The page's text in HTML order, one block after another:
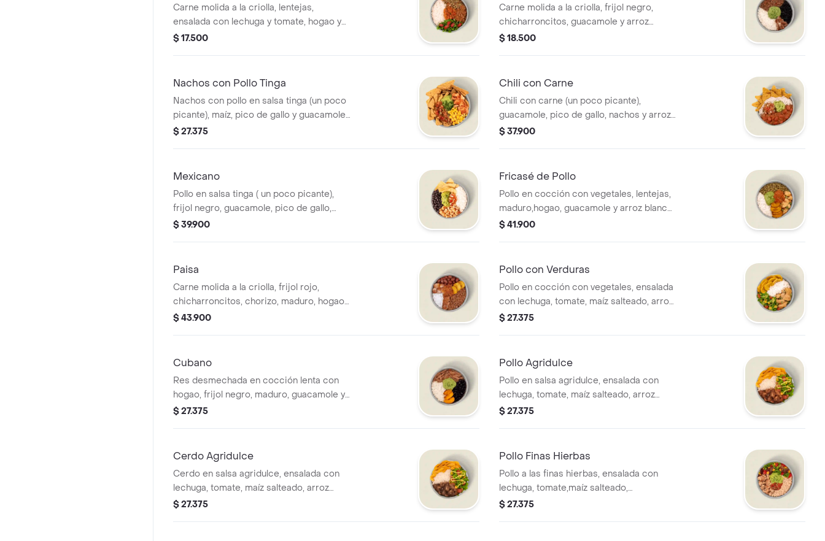
Carne molida a la criolla, lentejas,
ensalada con lechuga y tomate, hogao y
arroz blanco. *La bebida tiene un costo
$ 17.500
Carne molida a la criolla, frijol negro,
chicharroncitos, guacamole y arroz
blanco. *La bebida tiene un costo
$ 18.500
Nachos con Pollo Tinga
Nachos con pollo en salsa tinga (un poco
picante), maíz, pico de gallo y guacamole.
*La bebida tiene un costo adicional.
$ 27.375
Chili con Carne
Chili con carne (un poco picante),
guacamole, pico de gallo, nachos y arroz
blanco. *La bebida tiene un costo
$ 37.900
Mexicano
Pollo en salsa tinga ( un poco picante),
frijol negro, guacamole, pico de gallo,
nachos y arroz blanco. *La bebida tiene
$ 39.900
Fricasé de Pollo
Pollo en cocción con vegetales, lentejas,
maduro,hogao, guacamole y arroz blanco.
*La bebida tiene un costo adicional.
$ 41.900
Paisa
Carne molida a la criolla, frijol rojo,
chicharroncitos, chorizo, maduro, hogao y
arroz blanco. *La bebida tiene un costo
$ 43.900
Pollo con Verduras
Pollo en cocción con vegetales, ensalada
con lechuga, tomate, maíz salteado, arroz
blanco, moneditas de plátano y salsa
$ 27.375
Cubano
Res desmechada en cocción lenta con
hogao, frijol negro, maduro, guacamole y
arroz blanco. *La bebida tiene un costo
$ 27.375
Pollo Agridulce
Pollo en salsa agridulce, ensalada con
lechuga, tomate, maíz salteado, arroz
blanco, moneditas de plátano y salsa
$ 27.375
Cerdo Agridulce
Cerdo en salsa agridulce, ensalada con
lechuga, tomate, maíz salteado, arroz
blanco, moneditas de plátano y salsa
$ 27.375
Pollo Finas Hierbas
Pollo a las finas hierbas, ensalada con
lechuga, tomate,maíz salteado,
guacamole, pico de gallo salsa MUY y
$ 27.375